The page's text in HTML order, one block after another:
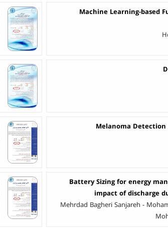
Machine Learning-based
Melanoma Detection
Battery Sizing for energy
impact of discharge
Mehrdad Bagheri Sanjareh -